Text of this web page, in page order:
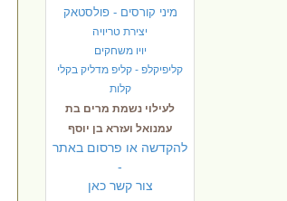
מיני קורסים - פולסטאק
יצירת טריויה
יויו משחקים
קליפיקלפ - קליפ מדליק בקלי
קלות
לעילוי נשמת מרים בת
עמנואל ועזרא בן יוסף
להקדשה או פרסום באתר
-
צור קשר כאן